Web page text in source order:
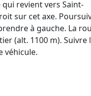
revient vers Saint-
sur cet axe.
à gauche. La
(alt. 1100 m). Suivre
véhicule.